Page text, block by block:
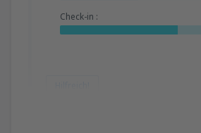
Check-in :